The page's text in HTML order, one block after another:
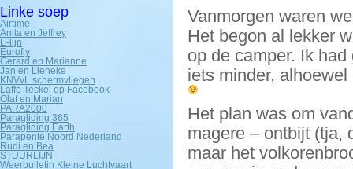
Linke soep
Airtime
Anita en Jeffrey
E-lijn
Eurofly
Gerard en Marianne
Jan en Lieneke
KNVvL schermvliegen
Laffe Teckel op Facebook
Olaf en Marian
PARA2000
Paragliding 365
Paragliding Earth
Parapente Noord Nederland
Rudi en Bea
STUURLIJN
Weerbulletin Kleine Luchtvaart
Vanmorgen waren
Het begon al lekker
op de camper. Ik
iets minder,
Het plan was om
magere – ontbijt (tja,
maar het